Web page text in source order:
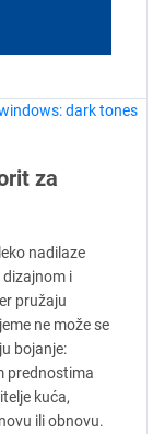
za
nadilaze
i
pružaju
ne može se
bojanje:
prednostima
kuća,
ili obnovu.